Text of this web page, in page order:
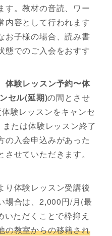
す。教材の音読、ワー
内容として行われます
お子様の場合、読み書
態でのご入会をおすす
体験レッスン予約〜体
セル(延期)の間とさせ
験レッスンをキャンセ
たは体験レッスン終了
の入会申込みがあった
せていただきます。
り体験レッスン受講後
場合は、2,000円/月(最
ただくことで枠抑え
の教室からの移籍され